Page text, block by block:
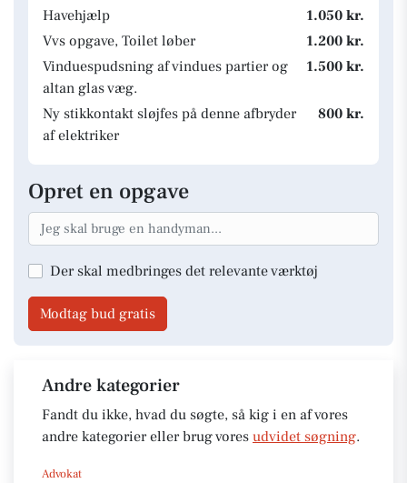
Havehjælp
1.050 kr.
Vvs opgave, Toilet løber
1.200 kr.
Vinduespudsning af vindues partier og
altan glas væg.
1.500 kr.
Ny stikkontakt sløjfes på denne afbryder
af elektriker
800 kr.
Opret en opgave
Der skal medbringes det relevante værktøj
Modtag bud gratis
Andre kategorier
Fandt du ikke, hvad du søgte, så kig i en af vores
andre kategorier eller brug vores udvidet søgning.
Advokat